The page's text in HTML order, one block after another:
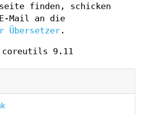
finden, schicken
Mail an die
Übersetzer .
coreutils 9.11